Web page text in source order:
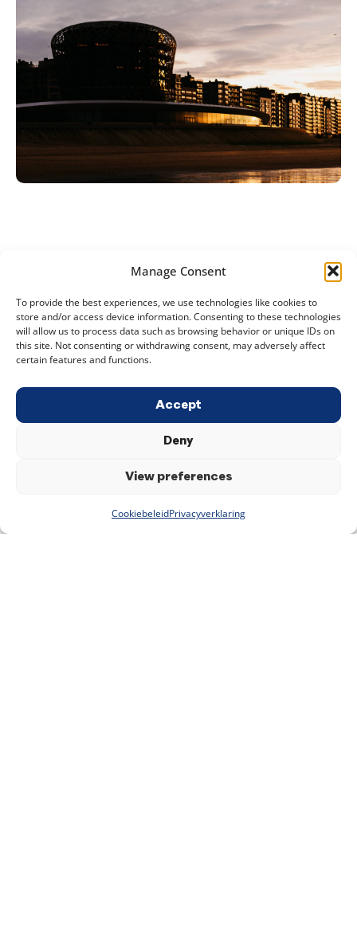
Manage Consent
To provide the best experiences, we use technologies like cookies to
store and/or access device information. Consenting to these technologies
will allow us to process data such as browsing behavior or unique IDs on
this site. Not consenting or withdrawing consent, may adversely affect
certain features and functions.
Accept
Deny
View preferences
CookiebeleidPrivacyverklaring